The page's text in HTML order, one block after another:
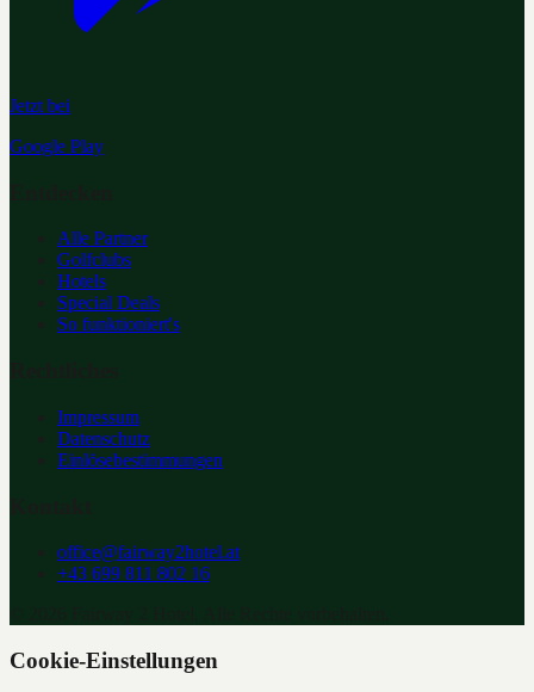
Jetzt bei
Google Play
Alle Partner
Golfclubs
Hotels
Special Deals
So funktioniert's
Impressum
Datenschutz
Einlösebestimmungen
office@fairway2hotel.at
+43 699 811 802 16
Cookie-Einstellungen